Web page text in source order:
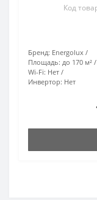
Код
Бренд: Energolux
Площадь: до 170 м²
Wi-Fi: Нет
Инвертор: Нет